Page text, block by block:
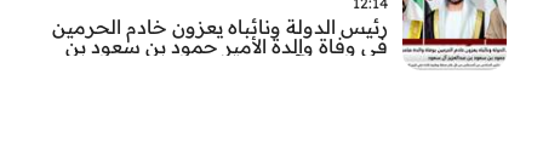
رئيس الدولة ونائباه يعزون خادم الحرمين
في وفاة والدة الأمير حمود بن سعود بن